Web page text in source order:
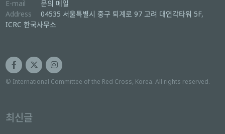
E-mail
문의 메일
Address
04535 서울특별시 중구 퇴계로 97 고려 대연각타워 5F,
ICRC 한국사무소
© International Committee of the Red Cross, Korea. All rights reserved.
최신글